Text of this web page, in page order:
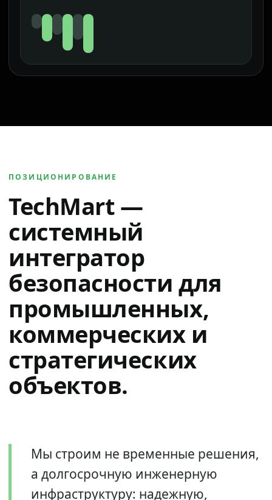
ПОЗИЦИОНИРОВАНИЕ
TechMart —
системный
интегратор
безопасности для
промышленных,
коммерческих и
стратегических
объектов.
Мы строим не временные решения,
а долгосрочную инженерную
инфраструктуру: надежную,